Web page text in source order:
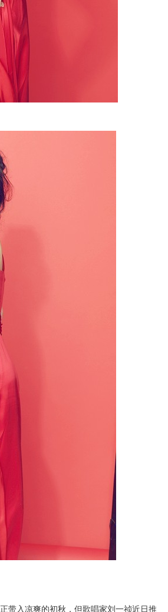
入凉爽的初秋，但歌唱家刘一祯近日推